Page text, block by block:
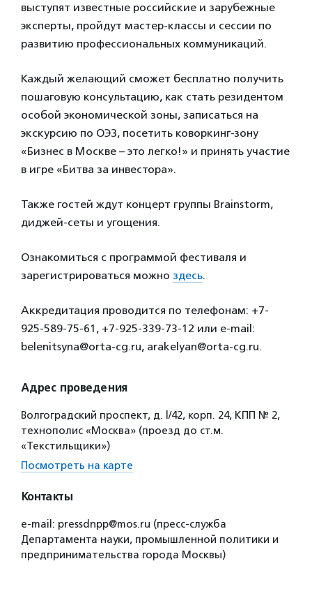
выступят известные российские и зарубежные
эксперты, пройдут мастер-классы и сессии по
развитию профессиональных коммуникаций.
Каждый желающий сможет бесплатно получить
пошаговую консультацию, как стать резидентом
особой экономической зоны, записаться на
экскурсию по ОЭЗ, посетить коворкинг-зону
«Бизнес в Москве – это легко!» и принять участие
в игре «Битва за инвестора».
Также гостей ждут концерт группы Brainstorm,
диджей-сеты и угощения.
Ознакомиться с программой фестиваля и
зарегистрироваться можно здесь.
Аккредитация проводится по телефонам: +7-
925-589-75-61, +7-925-339-73-12 или e-mail:
belenitsyna@orta-cg.ru, arakelyan@orta-cg.ru.
Адрес проведения
Волгоградский проспект, д. l/42, корп. 24, КПП № 2,
технополис «Москва» (проезд до ст.м.
«Текстильщики»)
Посмотреть на карте
Контакты
e-mail: pressdnpp@mos.ru (пресс-служба
Департамента науки, промышленной политики и
предпринимательства города Москвы)